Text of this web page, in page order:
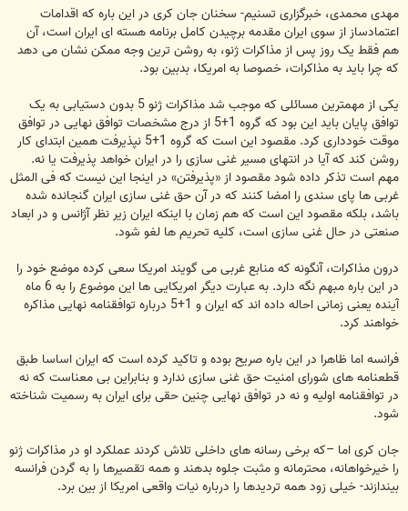
مهدی محمدی، خبرگزاری تسنیم- سخنان جان کری در این باره که اقدامات
اعتمادساز از سوی ایران مقدمه برچیدن کامل برنامه هسته ای ایران است، آن
هم فقط یک روز پس از مذاکرات ژنو، به روشن ترین وجه ممکن نشان می دهد
که چرا باید به مذاکرات، خصوصا به امریکا، بدبین بود.
یکی از مهمترین مسائلی که موجب شد مذاکرات ژنو 5 بدون دستیابی به یک
توافق پایان باید این بود که گروه 1+5 از درج مشخصات توافق نهایی در توافق
موقت خودداری کرد. مقصود این است که گروه 1+5 نپذیرفت همین ابتدای کار
روشن کند که آیا در انتهای مسیر غنی سازی را در ایران خواهد پذیرفت یا نه.
مهم است تذکر داده شود مقصود از «پذیرفتن» در اینجا این نیست که فی المثل
غربی ها پای سندی را امضا کنند که در آن حق غنی سازی ایران گنجانده شده
باشد، بلکه مقصود این است که هم زمان با اینکه ایران زیر نظر آژانس و در ابعاد
صنعتی در حال غنی سازی است، کلیه تحریم ها لغو شود.
درون مذاکرات، آنگونه که منابع غربی می گویند امریکا سعی کرده موضع خود را
در این باره مبهم نگه دارد. به عبارت دیگر امریکایی ها این موضوع را به 6 ماه
آینده یعنی زمانی احاله داده اند که ایران و 1+5 درباره توافقنامه نهایی مذاکره
خواهند کرد.
فرانسه اما ظاهرا در این باره صریح بوده و تاکید کرده است که ایران اساسا طبق
قطعنامه های شورای امنیت حق غنی سازی ندارد و بنابراین بی معناست که نه
در توافقنامه اولیه و نه در توافق نهایی چنین حقی برای ایران به رسمیت شناخته
شود.
جان کری اما –که برخی رسانه های داخلی تلاش کردند عملکرد او در مذاکرات ژنو
را خیرخواهانه، محترمانه و مثبت جلوه بدهند و همه تقصیرها را به گردن فرانسه
بیندازند- خیلی زود همه تردیدها را درباره نیات واقعی امریکا از بین برد.